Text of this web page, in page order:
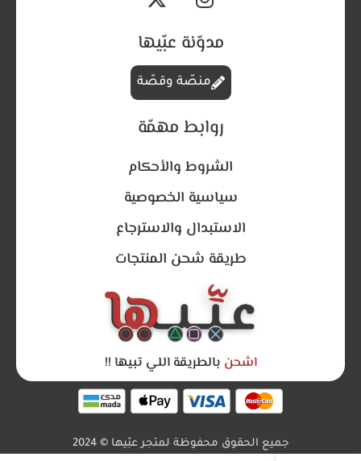
مدوّنة عبّيها
منصّة وقصّة
روابط مهمّة
الشروط والأحكام
سياسية الخصوصية
الاستبدال والاسترجاع
طريقة شحن المنتجات
اشحن بالطريقة اللي تبيها !!
جميع الحقوق محفوظة لمتجر عبّيها © 2024